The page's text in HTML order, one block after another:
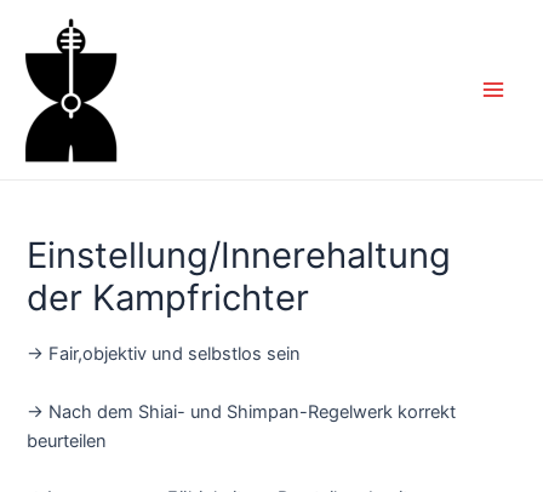
springen
Einstellung/Innerehaltung
der Kampfrichter
→ Fair,objektiv und selbstlos sein
→ Nach dem Shiai- und Shimpan-Regelwerk korrekt
beurteilen